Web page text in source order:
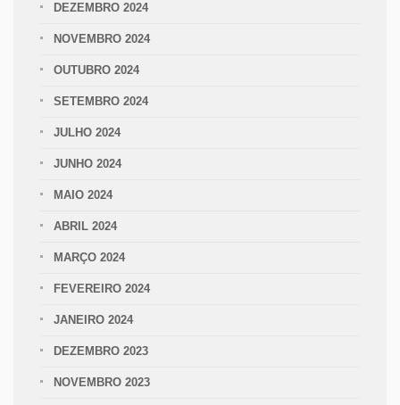
DEZEMBRO 2024
NOVEMBRO 2024
OUTUBRO 2024
SETEMBRO 2024
JULHO 2024
JUNHO 2024
MAIO 2024
ABRIL 2024
MARÇO 2024
FEVEREIRO 2024
JANEIRO 2024
DEZEMBRO 2023
NOVEMBRO 2023